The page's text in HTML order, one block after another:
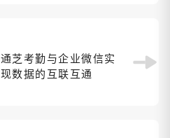
通芝考勤与企业微信实
现数据的互联互通